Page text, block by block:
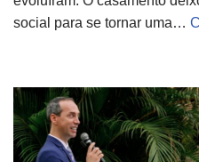
social para se tornar uma…